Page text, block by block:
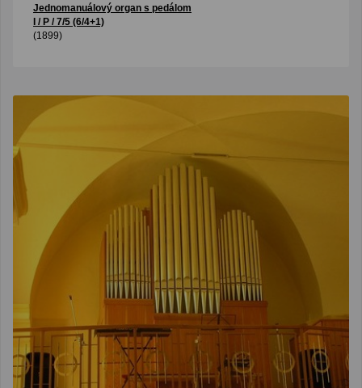
Jednomanuálový organ s pedálom
I / P / 7/5 (6/4+1)
(1899)